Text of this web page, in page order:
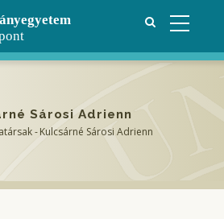
Sárosi Adrienn
- Kulcsárné Sárosi Adrienn